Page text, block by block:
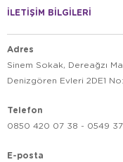
İLETİŞİM BİLGİLERİ
Adres
Sinem Sokak, Dereağzı
Denizgören Evleri 2DE1
Telefon
0850 420 07 38 - 0549
E-posta